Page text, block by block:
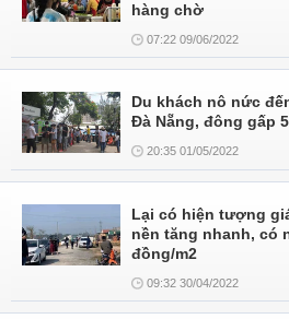
hàng chờ
07:22 09/06/2022
Du khách nô nức
Đà Nẵng, đông gấp
20:35 01/05/2022
Lại có hiện tượng
nền tăng nhanh, có
đồng/m2
09:32 30/04/2022